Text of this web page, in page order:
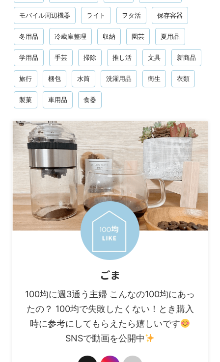
モバイル周辺機器 ライト ヲタ活 保存容器
冬用品 冷蔵庫整理 収納 園芸 夏用品
学用品 手芸 掃除 推し活 文具 新商品
旅行 梱包 水筒 洗濯用品 衛生 衣類
製菓 車用品 食器
ごま
100均に週3通う主婦 こんなの100均にあっ
たの？ 100均で失敗したくない！とき購入
時に参考にしてもらえたら嬉しいです
SNSで動画を公開中